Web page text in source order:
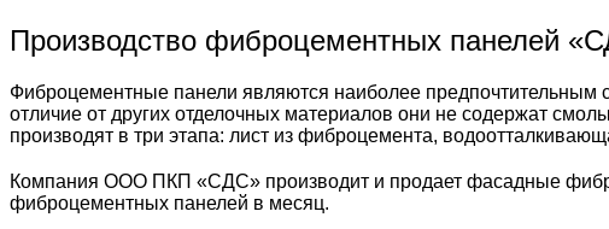
Производство фиброцементных панелей
Фиброцементные панели являются наиболее предпочтительным
отличие от других отделочных материалов они не содержат
производят в три этапа: лист из фиброцемента,
Компания ООО ПКП «СДС» производит и продает фасадные
фиброцементных панелей в месяц.